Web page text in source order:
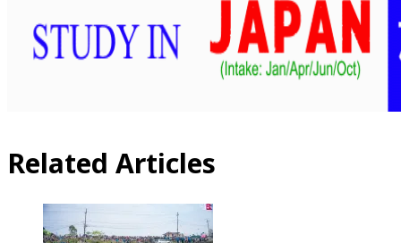
Related Articles